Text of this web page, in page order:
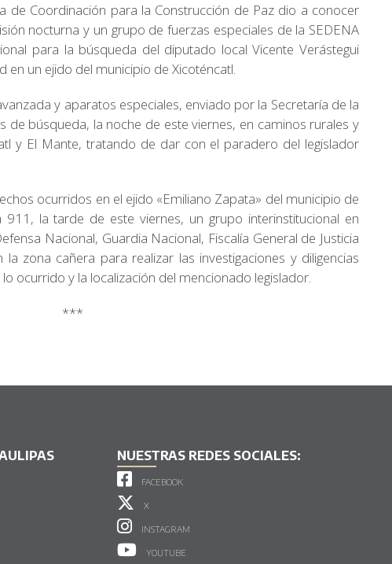
de Coordinación para la Construcción de Paz dio a conocer
nocturna y un grupo de fuerzas especiales de la SEDENA
para la búsqueda del diputado local Vicente Verástegui
un ejido del municipio de Xicoténcatl.
y aparatos especiales, enviado por la Secretaría de la
de búsqueda, la noche de este viernes, en caminos rurales y
y El Mante, tratando de dar con el paradero del legislador
ocurridos en el ejido «Emiliano Zapata» del municipio de
911, la tarde de este viernes, un grupo interinstitucional en
Nacional, Guardia Nacional, Fiscalía General de Justicia
zona cañera para realizar las investigaciones y diligencias
ocurrido y la localización del mencionado legislador.
***
NUESTRAS REDES SOCIALES:
FACEBOOK
X
INSTAGRAM
YOUTUBE